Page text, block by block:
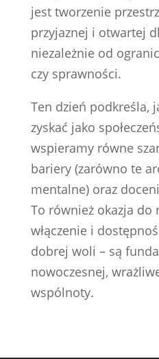
jest tworzenie
przyjaznej i otwartej
niezależnie od
czy sprawności.
Ten dzień podkreśla,
zyskać jako
wspieramy równe
bariery (zarówno te
mentalne) oraz
To również okazja do
włączenie i
dobrej woli – są
nowoczesnej,
wspólnoty.